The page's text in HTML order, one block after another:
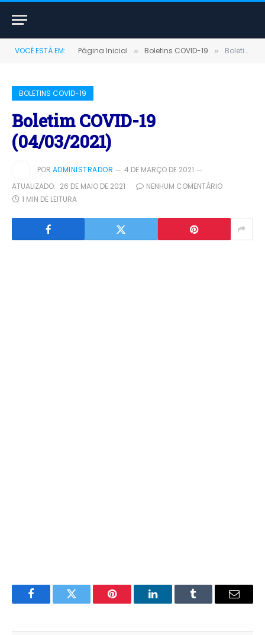
VOCÊ ESTÁ EM: Página Inicial » Boletins COVID-19 » Boletim COVID-19 (04/03/2021)
BOLETINS COVID-19
Boletim COVID-19
(04/03/2021)
POR ADMINISTRADOR
4 DE MARÇO DE 2021
ATUALIZADO: 26 DE MAIO DE 2021
NENHUM COMENTÁRIO
1 MIN DE LEITURA
FacebookTwitter Pinterest LinkedInTumblr
E-